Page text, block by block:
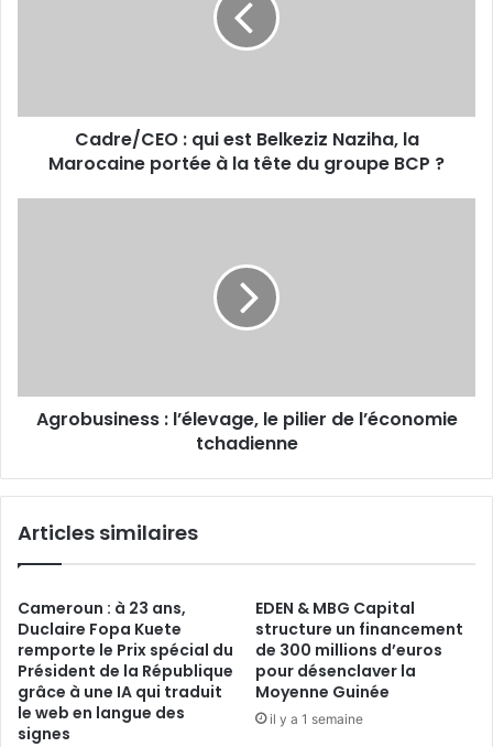
à
Cadre/CEO : qui est Belkeziz Naziha, la
Marocaine portée à la tête du groupe BCP ?
Agrobusiness : l’élevage, le pilier de l’économie
tchadienne
Articles similaires
Cameroun : à 23 ans,
Duclaire Fopa Kuete
remporte le Prix spécial du
Président de la République
grâce à une IA qui traduit
le web en langue des
signes
EDEN & MBG Capital
structure un financement
de 300 millions d’euros
pour désenclaver la
Moyenne Guinée
il y a 1 semaine